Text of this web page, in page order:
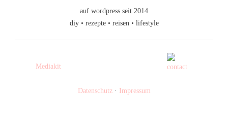
auf wordpress seit 2014
diy • rezepte • reisen • lifestyle
Mediakit
Datenschutz· Impressum